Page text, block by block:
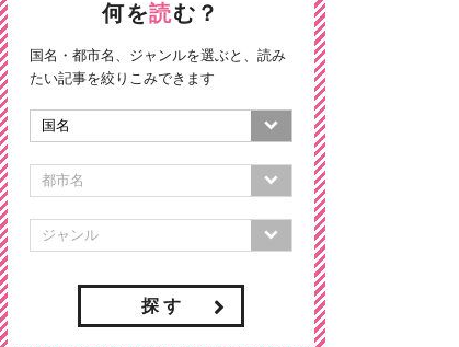
何を読む？
国名・都市名、ジャンルを選ぶと、読み
たい記事を絞りこみできます
探 す